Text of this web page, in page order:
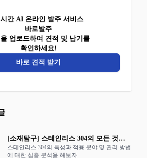
간 AI 온라인 발주 서비스
바로발주
업로드하여 견적 및 납기를
확인하세요!
바로 견적 받기
[소재탐구] 스테인리스 304의 모든 것을
알아보자
스테인리스 304의 특성과 적용 분야 및 관리 방법
에 대한 심층 분석을 해보자